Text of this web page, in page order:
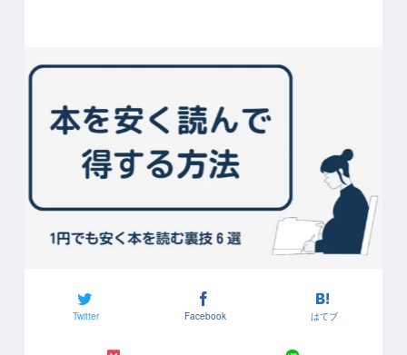
Twitter Facebook はてブ